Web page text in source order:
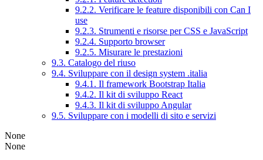
9.2.2. Verificare le feature disponibili con Can I
use
9.2.3. Strumenti e risorse per CSS e JavaScript
9.2.4. Supporto browser
9.2.5. Misurare le prestazioni
9.3. Catalogo del riuso
9.4. Sviluppare con il design system .italia
9.4.1. Il framework Bootstrap Italia
9.4.2. Il kit di sviluppo React
9.4.3. Il kit di sviluppo Angular
9.5. Sviluppare con i modelli di sito e servizi
None
None